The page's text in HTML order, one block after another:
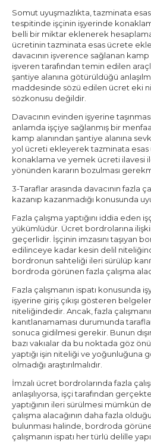
Somut uyuşmazlıkta, tazminata
tespitinde işçinin işyerinde
belli bir miktar eklenerek
ücretinin tazminata esas ücrete
davacının işverence sağlanan kamp
işveren tarafından temin edilen
şantiye alanına götürüldüğü
maddesinde sözü edilen ücret eki
sözkonusu değildir.
Davacının evinden işyerine
anlamda işçiye sağlanmış bir
kamp alanından şantiye alanına
yol ücreti ekleyerek tazminata esas
konaklama ve yemek ücreti ilavesi
yönünden kararın bozulması
3-Taraflar arasında davacının fazla
kazanıp kazanmadığı konusunda
Fazla çalışma yaptığını iddia eden
yükümlüdür. Ücret bordrolarına
geçerlidir. İşçinin imzasını taşıyan
edilinceye kadar kesin delil
bordronun sahteliği ileri sürülüp
bordroda görünen fazla çalışma
Fazla çalışmanın ispatı konusunda
işyerine giriş çıkışı gösteren
niteliğindedir. Ancak, fazla
kanıtlanamaması durumunda
sonuca gidilmesi gerekir. Bunun
bazı vakıalar da bu noktada göz
yaptığı işin niteliği ve yoğunluğuna
olmadığı araştırılmalıdır.
İmzalı ücret bordrolarında fazla
anlaşılıyorsa, işçi tarafından
yaptığının ileri sürülmesi mümkün
çalışma alacağının daha fazla
bulunması halinde, bordroda
çalışmanın ispatı her türlü delille